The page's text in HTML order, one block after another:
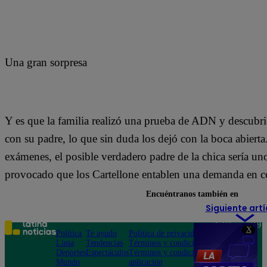
X
Una gran sorpresa
Y es que la familia realizó una prueba de ADN y
con su padre, lo que sin duda los dejó con la boca
exámenes, el posible verdadero padre de la chica sería
provocado que los Cartellone entablen una demanda en
Siguiente
Encuéntranos también en
Política
Lima
Deportes
Mundo
Te ayudo
Tendencias
Espectáculos
Política de privacidad
Términos y condiciones
Términos y condiciones
aplicación
Teléfono: 219
Av. San
Felipe 968
Jesús María